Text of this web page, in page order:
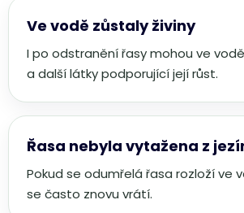
Ve vodě zůstaly živiny
I po odstranění řasy mohou ve
a další látky podporující její růst.
Řasa nebyla vytažena z
Pokud se odumřelá řasa rozloží ve
se často znovu vrátí.